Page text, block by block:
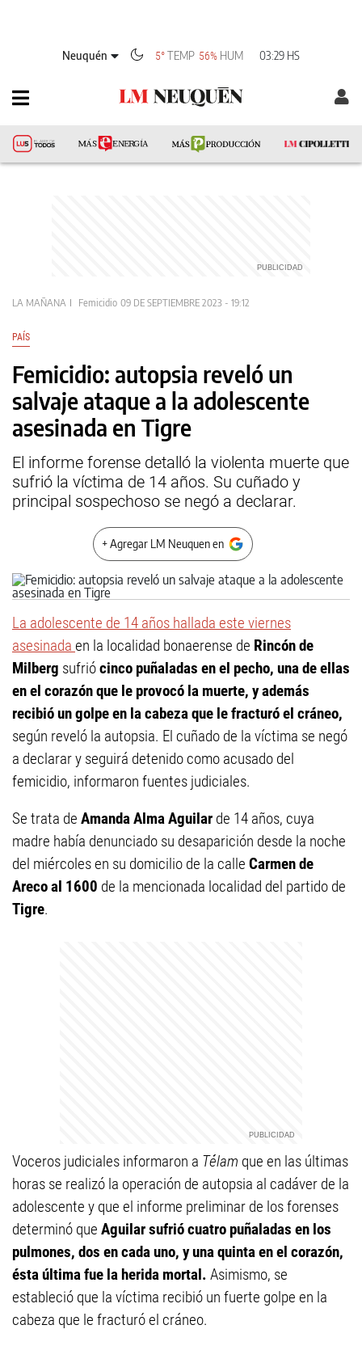
Neuquén 5°TEMP 56% HUM 03:29 HS
LA MAÑANA Femicidio 09 DE SEPTIEMBRE 2023 - 19:12
PAÍS
Femicidio: autopsia reveló un
salvaje ataque a la adolescente
asesinada en Tigre
El informe forense detalló la violenta muerte que
sufrió la víctima de 14 años. Su cuñado y
principal sospechoso se negó a declarar.
+ Agregar LM Neuquen en
La adolescente de 14 años hallada este viernes
asesinada en la localidad bonaerense de Rincón de
Milberg sufriócinco puñaladas en el pecho, una de ellas
en el corazón que le provocó la muerte, y además
recibió un golpe en la cabeza que le fracturó el cráneo,
según reveló la autopsia. El cuñado de la víctima se negó
a declarar y seguirá detenido como acusado del
femicidio, informaron fuentes judiciales.
Se trata de Amanda Alma Aguilar de 14 años, cuya
madre había denunciado su desaparición desde la noche
del miércoles en su domicilio de la calle Carmen de
Areco al 1600 de la mencionada localidad del partido de
Tigre.
Voceros judiciales informaron a Télam que en las últimas
horas se realizó la operación de autopsia al cadáver de la
adolescente y que el informe preliminar de los forenses
determinó que Aguilar sufrió cuatro puñaladas en los
pulmones, dos en cada uno, y una quinta en el corazón,
ésta última fue la herida mortal. Asimismo, se
estableció que la víctima recibió un fuerte golpe en la
cabeza que le fracturó el cráneo.